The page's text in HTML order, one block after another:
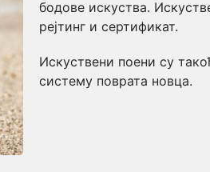
бодове искуства.
рејтинг и сертификат.
Искуствени поени су
систему поврата новца.